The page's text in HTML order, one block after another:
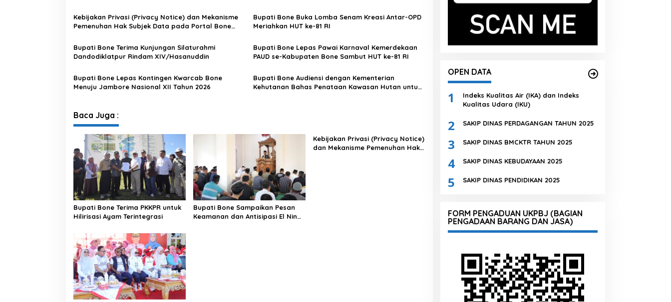
e
Kebijakan Privasi (Privacy Notice) dan Mekanisme
Pemenuhan Hak Subjek Data pada Portal Bone
Bupati Bone Buka Lomba Senam Kreasi Antar-OPD
Meriahkan HUT ke-81 RI
Bupati Bone Terima Kunjungan Silaturahmi
Dandodiklatpur Rindam XIV/Hasanuddin
Bupati Bone Lepas Pawai Karnaval Kemerdekaan
PAUD se-Kabupaten Bone Sambut HUT ke-81 RI
Bupati Bone Lepas Kontingen Kwarcab Bone
Menuju Jambore Nasional XII Tahun 2026
Bupati Bone Audiensi dengan Kementerian
Kehutanan Bahas Penataan Kawasan Hutan untuk
Baca Juga :
Bupati Bone Terima PKKPR untuk
Hilirisasi Ayam Terintegrasi
Bupati Bone Sampaikan Pesan
Keamanan dan Antisipasi El Nino
Kebijakan Privasi (Privacy Notice)
dan Mekanisme Pemenuhan Hak
OPEN DATA
1
Indeks Kualitas Air (IKA) dan Indeks
Kualitas Udara (IKU)
2 SAKIP DINAS PERDAGANGAN TAHUN 2025
3 SAKIP DINAS BMCKTR TAHUN 2025
4 SAKIP DINAS KEBUDAYAAN 2025
5 SAKIP DINAS PENDIDIKAN 2025
FORM PENGADUAN UKPBJ (BAGIAN
PENGADAAN BARANG DAN JASA)